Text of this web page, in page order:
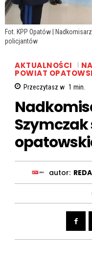
Fot. KPP Opatów |
policjantów
AKTUALNOŚCI
POWIAT
Przeczytasz w 1 min.
autor: